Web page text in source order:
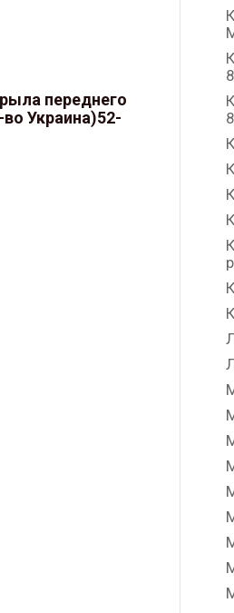
переднего
Украина)52-